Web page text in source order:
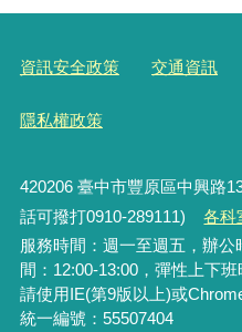
資訊安全政策 交通資訊
隱私權政策
420206臺中市豐原區中興路
話可撥打0910-289111)
各科
服務時間：週一至週五，辦
間：12:00-13:00，彈性上下
請使用IE(第9版以上)或
統一編號：55507404